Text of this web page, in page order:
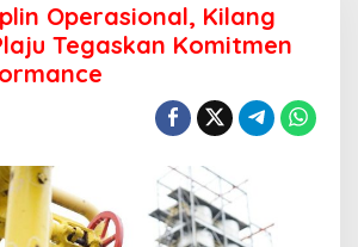
Operasional, Kilang
Tegaskan Komitmen